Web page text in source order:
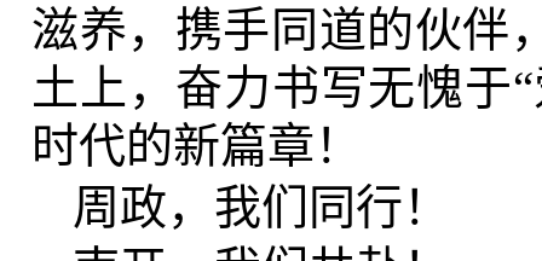
滋养，携手同道的伙伴
土上，奋力书写无愧于
时代的新篇章！
周政，我们同行！